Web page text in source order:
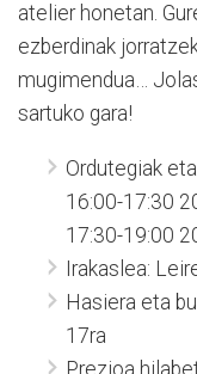
atelier honetan.
ezberdinak
mugimendua…
sartuko gara!
Ordutegiak
16:00-17:30
17:30-19:00
Irakaslea:
Hasiera eta
17ra
Prezioa